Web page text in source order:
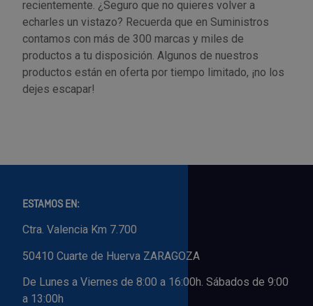
recientemente. ¿Seguro que no quieres volver a
echarles un vistazo? Recuerda que en Suministros
contamos con más de 300 marcas y miles de
productos a tu disposición. Algunos de nuestros
productos están en oferta por tiempo limitado, ¡no los
dejes escapar!
ESTAMOS EN:
Ctra. Valencia Km 7.700
50410 Cuarte de Huerva ZARAGOZA
De Lunes a Viernes de 8:00 a 16:00h. Sábados de 9:00
a 13:00h